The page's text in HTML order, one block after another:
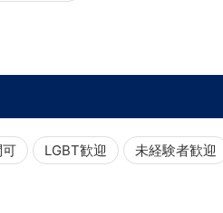
LGBT歓迎 未経験者歓迎